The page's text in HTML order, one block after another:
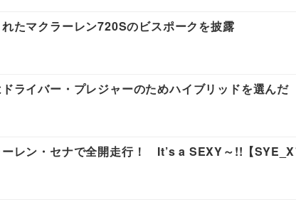
たマクラーレン720Sのビスポークを披露
ライバー・プレジャーのためハイブリッドを選んだ
レン・セナで全開走行！ It’s a SEXY～!!【